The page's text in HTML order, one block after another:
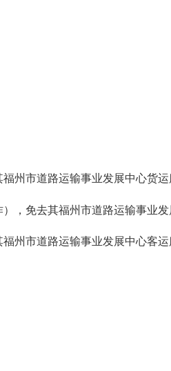
州市道路运输事业发展中心货运
，免去其福州市道路运输事业发
州市道路运输事业发展中心客运